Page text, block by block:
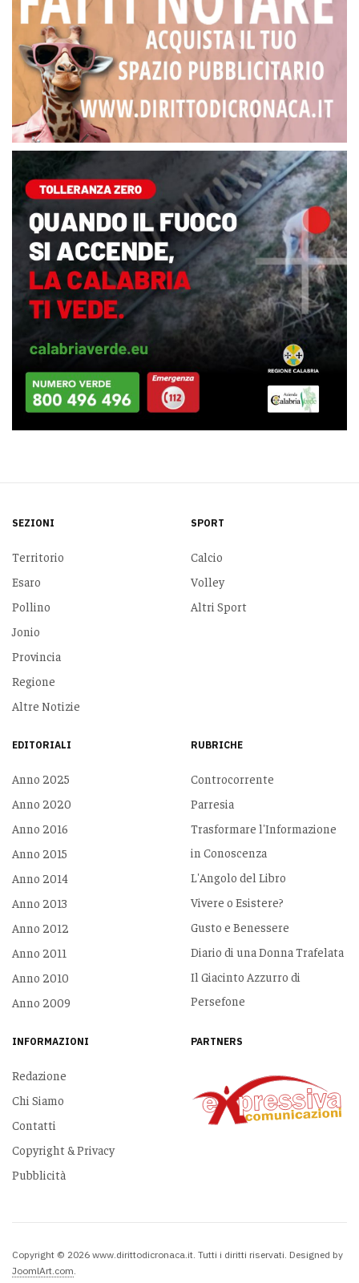
SEZIONI
Territorio
Esaro
Pollino
Jonio
Provincia
Regione
Altre Notizie
SPORT
Calcio
Volley
Altri Sport
EDITORIALI
Anno 2025
Anno 2020
Anno 2016
Anno 2015
Anno 2014
Anno 2013
Anno 2012
Anno 2011
Anno 2010
Anno 2009
RUBRICHE
Controcorrente
Parresia
Trasformare l'Informazione
in Conoscenza
L'Angolo del Libro
Vivere o Esistere?
Gusto e Benessere
Diario di una Donna Trafelata
Il Giacinto Azzurro di
Persefone
INFORMAZIONI
Redazione
Chi Siamo
Contatti
Copyright & Privacy
Pubblicità
PARTNERS
Copyright © 2026 www.dirittodicronaca.it. Tutti i diritti riservati. Designed by
JoomlArt.com